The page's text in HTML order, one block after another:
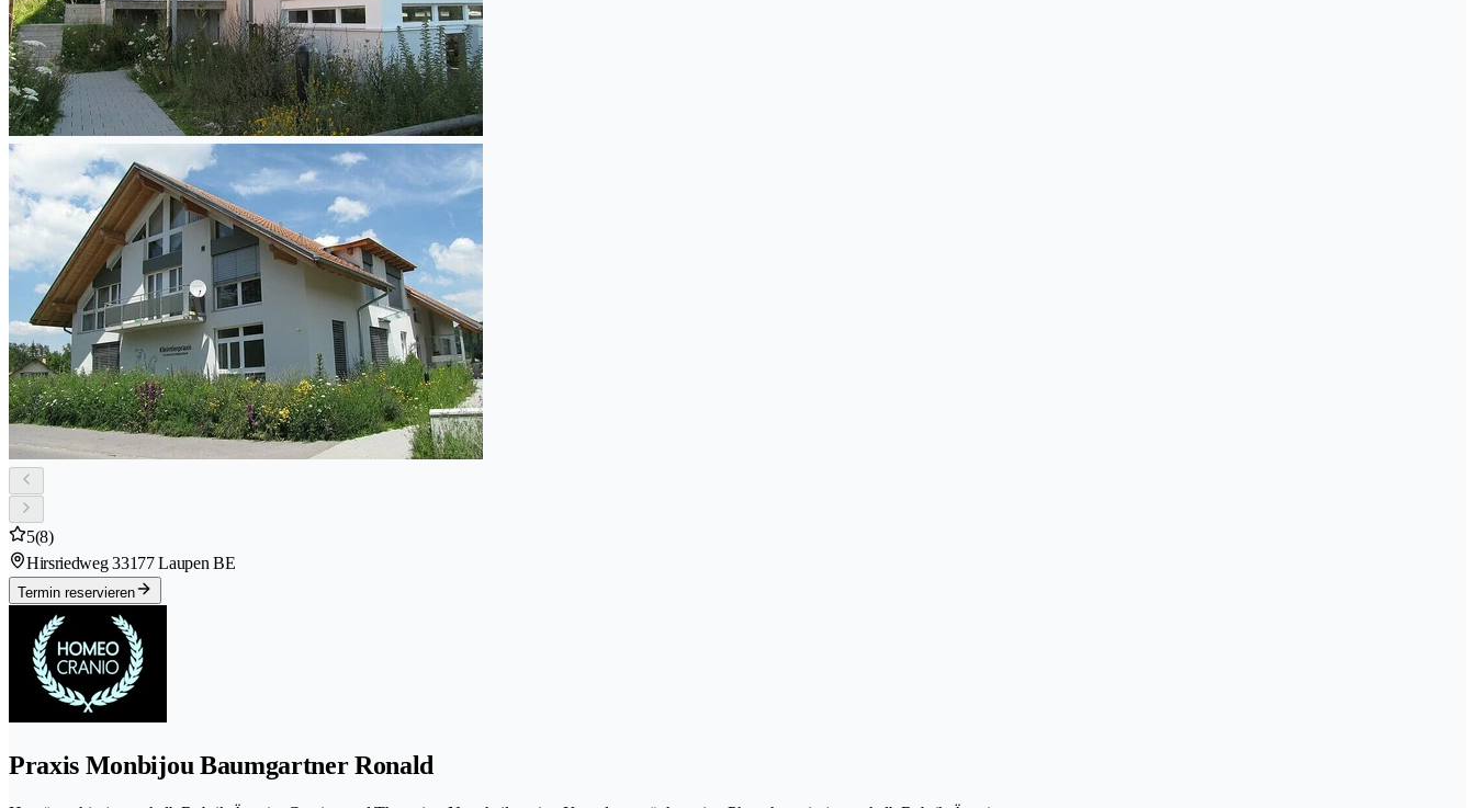
5(8)
Hirsriedweg 33177 Laupen BE
Termin reservieren
Praxis Monbijou Baumgartner Ronald